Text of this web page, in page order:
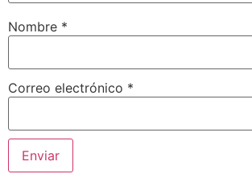
Nombre *
Correo electrónico *